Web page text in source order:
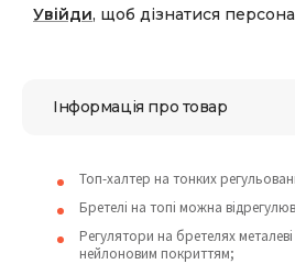
Увійди, щоб дізнатися
Інформація про товар
Топ-халтер на тонких
Бретелі на топі можна
Регулятори на бретелях металеві
нейлоновим покриттям;